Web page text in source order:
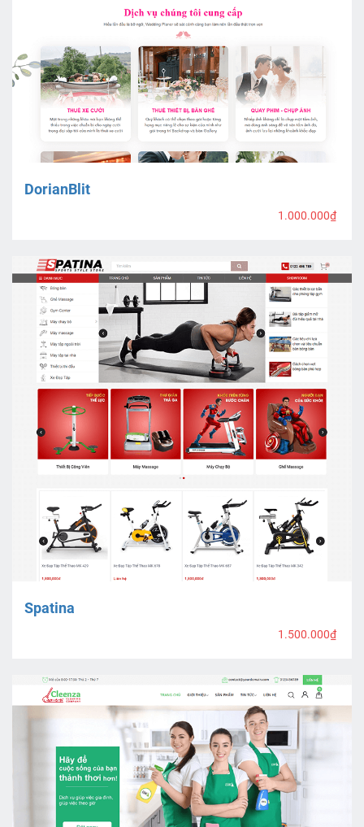
DorianBlit
1.000.000₫
Spatina
1.500.000₫